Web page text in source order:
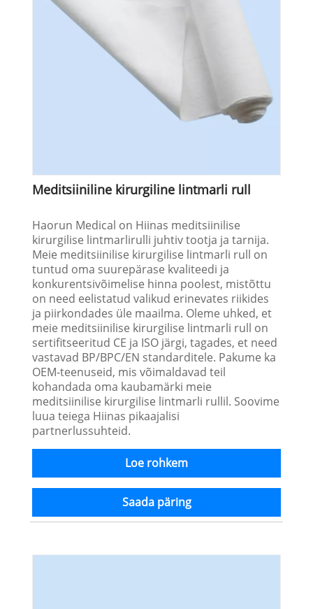
Meditsiiniline kirurgiline lintmarli rull
Haorun Medical on Hiinas meditsiinilise
kirurgilise lintmarlirulli juhtiv tootja ja tarnija.
Meie meditsiinilise kirurgilise lintmarli rull on
tuntud oma suurepärase kvaliteedi ja
konkurentsivõimelise hinna poolest, mistõttu
on need eelistatud valikud erinevates riikides
ja piirkondades üle maailma. Oleme uhked, et
meie meditsiinilise kirurgilise lintmarli rull on
sertifitseeritud CE ja ISO järgi, tagades, et need
vastavad BP/BPC/EN standarditele. Pakume ka
OEM-teenuseid, mis võimaldavad teil
kohandada oma kaubamärki meie
meditsiinilise kirurgilise lintmarli rullil. Soovime
luua teiega Hiinas pikaajalisi
partnerlussuhteid.
Loe rohkem
Saada päring